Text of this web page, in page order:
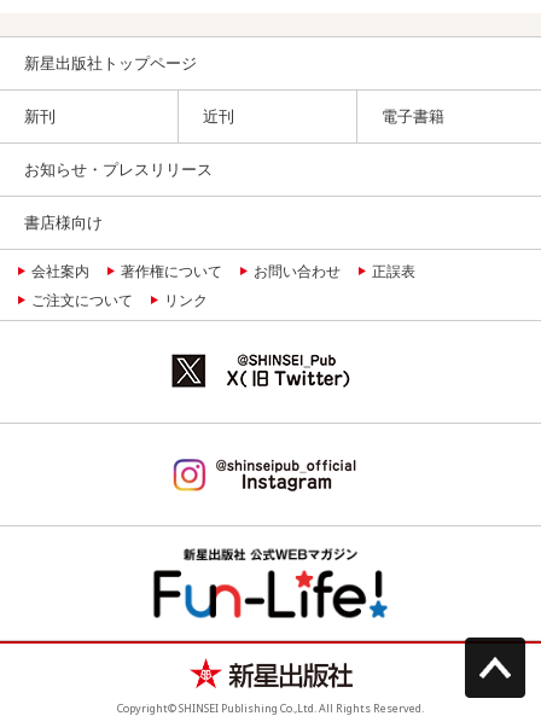
新星出版社トップページ
新刊 近刊 電子書籍
お知らせ・プレスリリース
書店様向け
会社案内 著作権について お問い合わせ
正誤表
ご注文について
リンク
Copyright© SHINSEI Publishing Co.,Ltd. All Rights Reserved.